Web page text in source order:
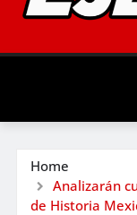
Home
Analizarán
de Historia